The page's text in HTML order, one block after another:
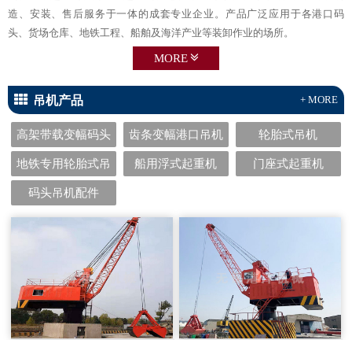
造、安装、售后服务于一体的成套专业企业。产品广泛应用于各港口码
头、货场仓库、地铁工程、船舶及海洋产业等装卸作业的场所。
MORE
吊机产品 + MORE
高架带载变幅码头
固定吊机
齿条变幅港口吊机 轮胎式吊机
地铁专用轮胎式吊
机
船用浮式起重机 门座式起重机
码头吊机配件